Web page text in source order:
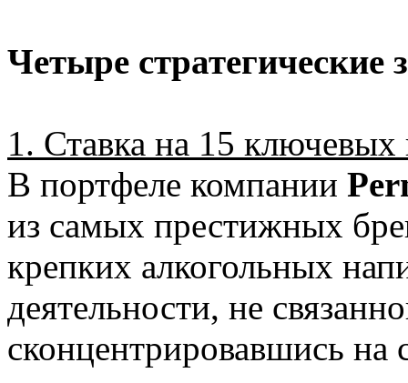
Четыре стратегические
1. Ставка на 15
В портфеле компании
из самых престижных
крепких алкогольных
деятельности, не
сконцентрировавшись на